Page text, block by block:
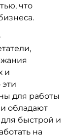
что
и
для работы
обладают
быстрой и
на